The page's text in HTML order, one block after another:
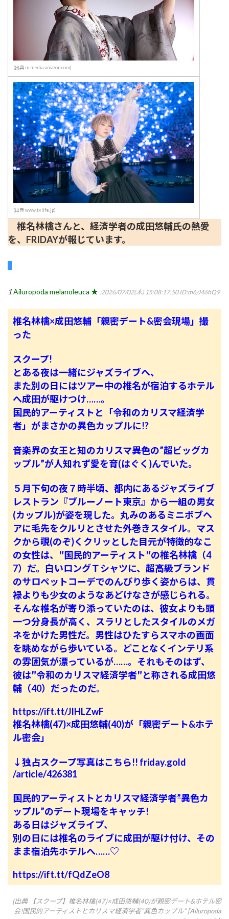
(出典 m.media-amazon.com)
(出典 www.tvlife.jp)
椎名林檎さんと、経済学者の成田悠輔氏の熱愛
を、FRIDAYが報じています。
1Ailuropoda melanoleuca ★ :2026/07/02(木) 15:08:17.50ID:m6/J46hQ9
椎名林檎×成田悠輔「親密デート&密会現場」撮
った
スクープ!
とある夜は一緒にジャズライブへ、
また別の日にはツアー中の椎名が宿泊するホテル
へ成田が駆けつけ……。
国民的アーティストと「令和のカリスマ経済学
者」がまさかの異色カップルに!?
音楽界の女王と知のカリスマ――異色の”超ビッグカ
ップル”が人知れず愛を育(はぐく)んでいた。
５月下旬の夜７時半頃、都内にあるジャズライブ
レストラン『ブルーノート東京』から一組の男女
(カップル)が姿を現した。丸みのあるミニボブヘ
アに毛先をクルリとさせた外巻きスタイル。マス
クから覗(のぞ)くクリッとした目元が特徴的なこ
の女性は、″国民的アーティスト″の椎名林檎（4
7）だ。白いロングＴシャツに、超高級ブランド
のサロペットコーデでのんびり歩く姿からは、貫
禄よりも少女のようなあどけなさが感じられる。
そんな椎名が寄り添っていたのは、彼女よりも頭
一つ分身長が高く、スラリとしたスタイルのメガ
ネをかけた男性だ。男性はひたすらスマホの画面
を眺めながら歩いている。どことなくインテリ系
の雰囲気が漂っているが……。それもそのはず、
彼は″令和のカリスマ経済学者″と称される成田悠
輔（40）だったのだ。
https://ift.tt/JlHLZwF
椎名林檎(47)×成田悠輔(40)が「親密デート&ホテ
ル密会」
↓独占スクープ写真はこちら!! friday.gold
/article/426381
国民的アーティストとカリスマ経済学者――”異色カ
ップル”のデート現場をキャッチ!
ある日はジャズライブ、
別の日には椎名のライブに成田が駆け付け、その
まま宿泊先ホテルへ……♡
https://ift.tt/fQdZeO8
(出典 【スクープ】椎名林檎(47)×成田悠輔(40)が親密デート&ホテル密
会!国民的アーティストとカリスマ経済学者”異色カップル” [Ailuropoda